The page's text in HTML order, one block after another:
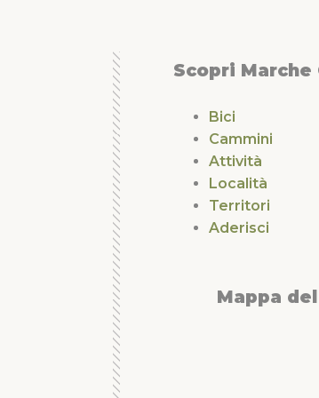
Scopri Marche
Bici
Cammini
Attività
Località
Territori
Aderisci
Mappa